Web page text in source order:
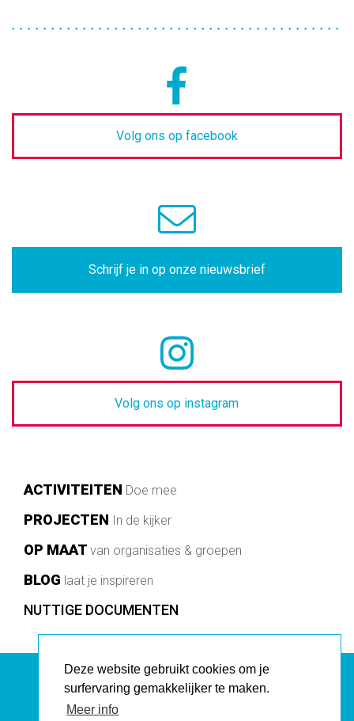
Deze website gebruikt cookies om je
surfervaring gemakkelijker te maken.
Meer info
Volg ons op facebook
Schrijf je in op onze nieuwsbrief
Volg ons op instagram
Main
ACTIVITEITEN Doe mee
PROJECTEN In de kijker
OP MAAT van organisaties & groepen
BLOG laat je inspireren
Footer
NUTTIGE DOCUMENTEN
AVANSA CITIZENNE vzw
Vlaamsesteenweg 198, 1000 Brussel E: